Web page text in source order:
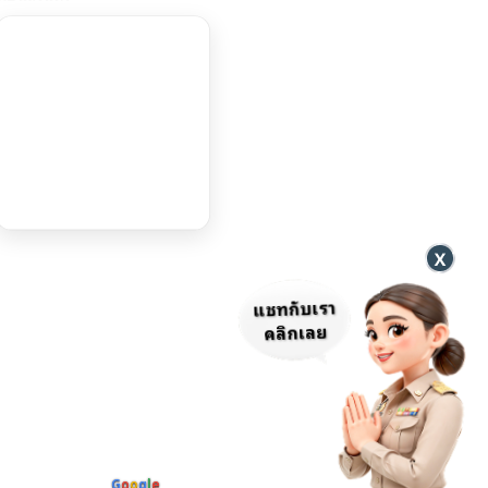
แชทกับเรา
คลิกเลย
บายความเป็นส่วนตัวGoogle